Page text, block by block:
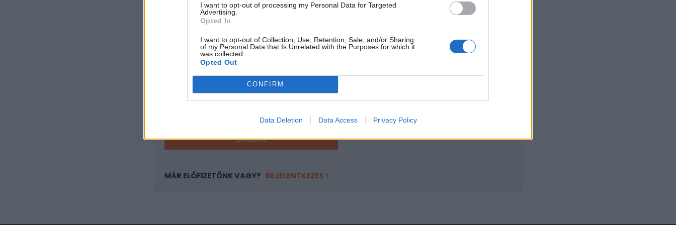
I want to opt-out of processing my Personal Data for Targeted
Advertising.
Opted In
I want to opt-out of Collection, Use, Retention, Sale, and/or Sharing
of my Personal Data that Is Unrelated with the Purposes for which it
was collected.
Opted Out
CONFIRM
Data Deletion Data Access Privacy Policy
KEDVES OLVASÓNK!
A keresett cikk a portfolio.hu hírarchívumához tartozik, melynek olvasása előfizetéses
regisztrációhoz kötött.
Az előfizetés a következőket tartalmazza:
Portfolio.hu teljes cikkarchívum
Kötéslisták: BÉT elmúlt 2 év napon belüli
Előfizetés
MÁR ELŐFIZETŐNK VAGY? BEJELENTKEZÉS